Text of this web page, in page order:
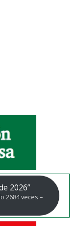
2026”
2684 veces –